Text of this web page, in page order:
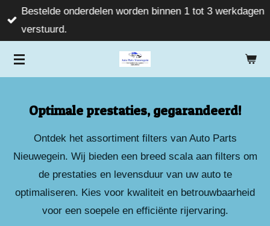
Ga
direct
de
Bestelde onderdelen worden binnen 1 tot 3 werkdagen
verstuurd.
Optimale prestaties, gegarandeerd!
Ontdek het assortiment filters van Auto Parts
Nieuwegein. Wij bieden een breed scala aan filters om
de prestaties en levensduur van uw auto te
optimaliseren. Kies voor kwaliteit en betrouwbaarheid
voor een soepele en efficiënte rijervaring.